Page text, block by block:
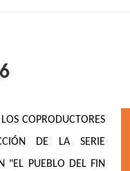
COPRODUCTORES
DE LA SERIE
"EL PUEBLO DEL FIN